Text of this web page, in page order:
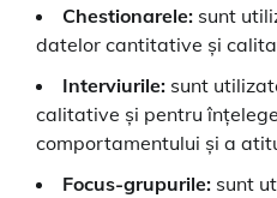
Chestionarele: sunt
datelor cantitative și
Interviurile: sunt
calitative și pentru
comportamentului și a
Focus-grupurile: sunt